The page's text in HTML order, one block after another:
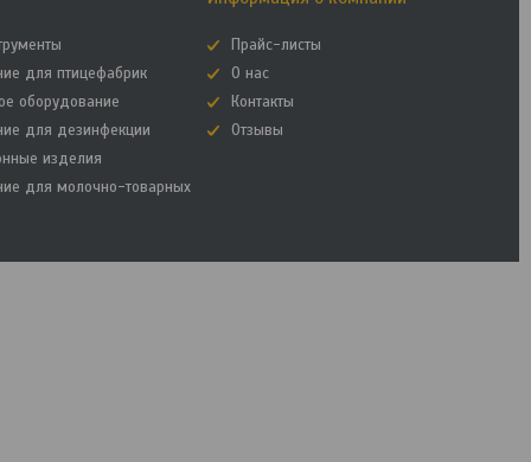
для птицефабрик
оборудование
для дезинфекции
изделия
для молочно-товарных
Прайс-листы
О нас
Контакты
Отзывы